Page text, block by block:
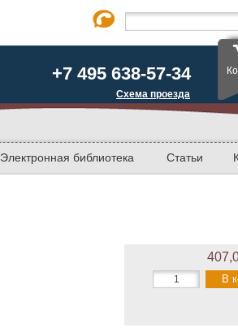
+7 495 638-57-34
Схема проезда
Электронная библиотека Статьи